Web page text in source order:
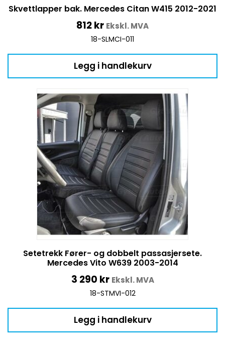
Skvettlapper bak. Mercedes Citan W415 2012-2021
812kr Ekskl. MVA
18-SLMCI-011
Legg i handlekurv
Setetrekk Fører- og dobbelt passasjersete.
Mercedes Vito W639 2003-2014
3 290 kr Ekskl. MVA
18-STMVI-012
Legg i handlekurv